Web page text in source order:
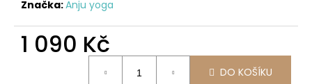
Značka:Anju yoga
1 090 Kč
DO KOŠÍKU
č